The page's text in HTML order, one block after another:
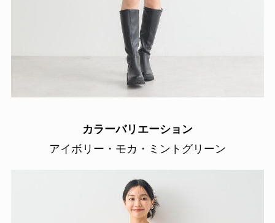
カラーバリエーション
アイボリー・モカ・ミントグリーン